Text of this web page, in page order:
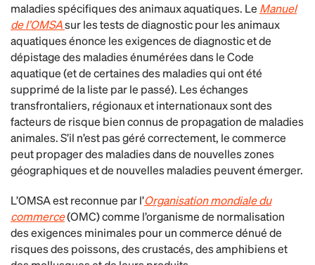
maladies spécifiques des animaux aquatiques. Le Manuel
de l’OMSAsur les tests de diagnostic pour les animaux
aquatiques énonce les exigences de diagnostic et de
dépistage des maladies énumérées dans le Code
aquatique (et de certaines des maladies qui ont été
supprimé de la liste par le passé). Les échanges
transfrontaliers, régionaux et internationaux sont des
facteurs de risque bien connus de propagation de maladies
animales. S’il n’est pas géré correctement, le commerce
peut propager des maladies dans de nouvelles zones
géographiques et de nouvelles maladies peuvent émerger.
L’OMSA est reconnue par l’Organisation mondiale du
commerce(OMC) comme l’organisme de normalisation
des exigences minimales pour un commerce dénué de
risques des poissons, des crustacés, des amphibiens et